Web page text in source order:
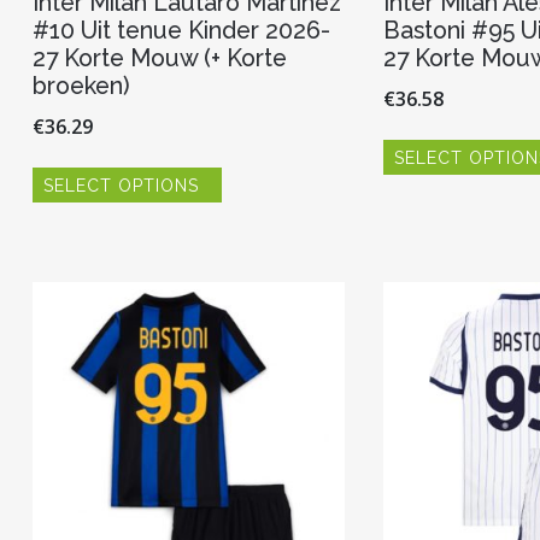
#10 Uit tenue Kinder 2026-
27 Korte Mouw (+ Korte
broeken)
€36.29
SELECT OPTIONS
optie
kan
gekozen
worden
op
de
productpagina
Bastoni #95
27 Korte
€36.58
SELECT